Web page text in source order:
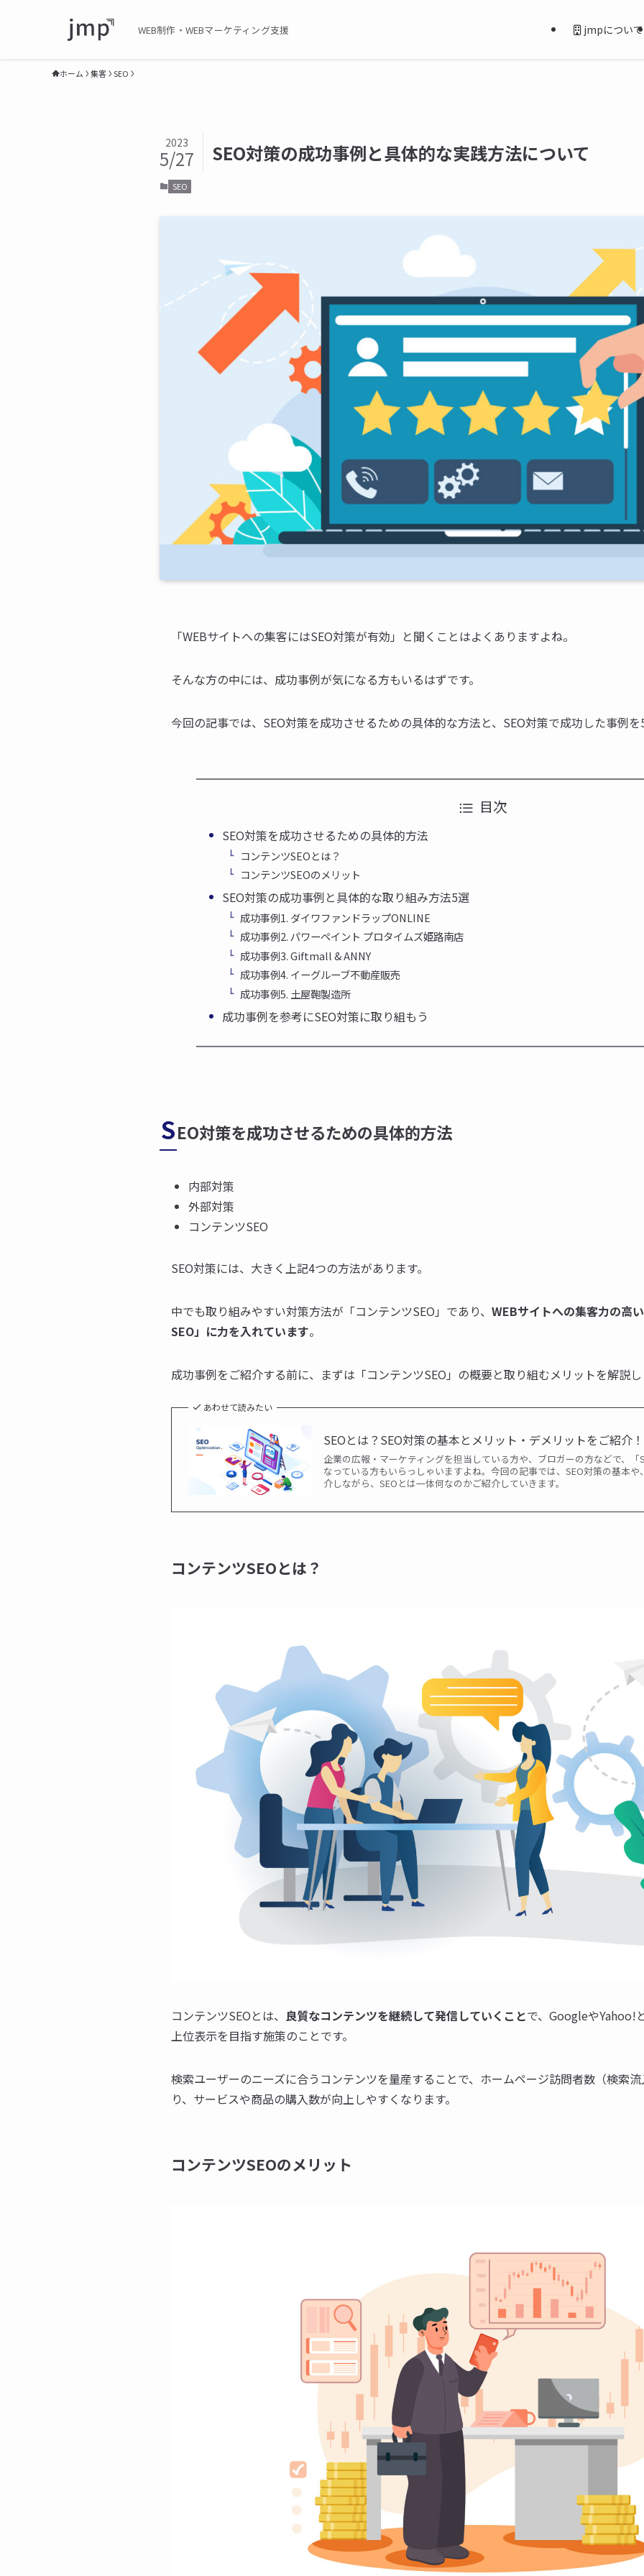
WEB制作・WEBマーケティング支援 jmpについて
ホーム 集客 SEO
SEO対策の成功事例と具体的な実践方法について
2023
5/27
SEO
「WEBサイトへの集客にはSEO対策が有効」と聞くことはよくありますよね。
そんな方の中には、成功事例が気になる方もいるはずです。
今回の記事では、SEO対策を成功させるための具体的な方法と、SEO対策で成功した事例を
目次
SEO対策を成功させるための具体的方法
コンテンツSEOとは？
コンテンツSEOのメリット
SEO対策の成功事例と具体的な取り組み方法5選
成功事例1. ダイワファンドラップONLINE
成功事例2. パワーペイント プロタイムズ姫路南店
成功事例3. Giftmall & ANNY
成功事例4. イーグルーブ不動産販売
成功事例5. 土屋鞄製造所
成功事例を参考にSEO対策に取り組もう
SEO対策を成功させるための具体的方法
内部対策
外部対策
コンテンツSEO
SEO対策には、大きく上記4つの方法があります。
中でも取り組みやすい対策方法が「コンテンツSEO」であり、 WEBサイトへの集客力の高
SEO」に力を入れています。
成功事例をご紹介する前に、まずは「コンテンツSEO」の概要と取り組むメリットを解説し
あわせて読みたい
SEOとは？SEO対策の基本とメリット・デメリットをご紹介！
企業の広報・マーケティングを担当している方や、ブロガーの方などで、「
なっている方もいらっしゃいますよね。今回の記事では、SEO対策の基本
介しながら、SEOとは一体何なのかご紹介していきます。
コンテンツSEOとは？
コンテンツSEOとは、 良質なコンテンツを継続して発信していくことで、GoogleやYahoo!
上位表示を目指す施策のことです。
検索ユーザーのニーズに合うコンテンツを量産することで、ホームページ訪問者数（検索
り、サービスや商品の購入数が向上しやすくなります。
コンテンツSEOのメリット